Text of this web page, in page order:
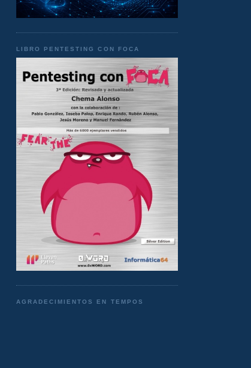
LIBRO PENTESTING CON FOCA
AGRADECIMIENTOS EN TEMPOS